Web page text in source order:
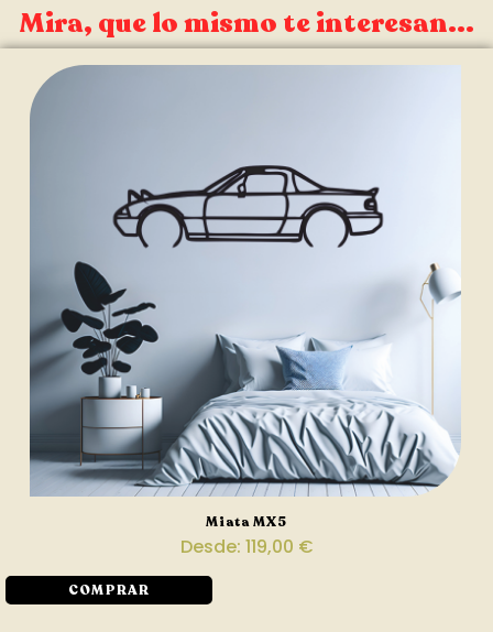
Mira, que lo mismo te interesan...
Miata MX5
Desde: 119,00 €
COMPRAR